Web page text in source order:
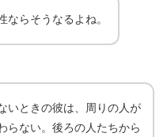
ならそうなるよね。
いときの彼は、周りの人が
らない。後ろの人たちから